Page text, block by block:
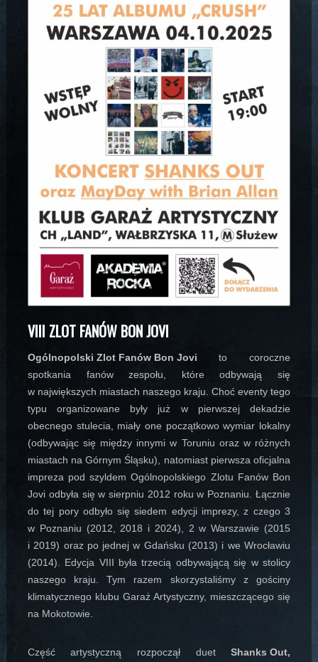
VIII ZLOT FANÓW BON JOVI
Ogólnopolski Zlot Fanów Bon Jovi to coroczne
spotkania fanów zespołu, które odbywają się
w największych miastach naszego kraju. Choć eventy tego
typu organizowane były już w pierwszej dekadzie
obecnego stulecia, miały one początkowo wymiar lokalny
(odbywając się między innymi w Toruniu oraz w różnych
miastach na Górnym Śląsku), natomiast pierwsza oficjalna
impreza pod szyldem Ogólnopolskiego Zlotu Fanów Bon
Jovi odbyła się w sierpniu 2012 roku w Poznaniu. Łącznie
do tej pory odbyło się siedem edycji imprezy, z czego 3
w Poznaniu (2012, 2018 i 2024), 2 w Warszawie (2015
i 2019) oraz po jednej w Gdańsku (2013) i we Wrocławiu
(2014). Edycja VIII była trzecią odbywającą się w stolicy
naszego kraju. Tym razem skorzystaliśmy z gościny
klimatycznego klubu Garaż Artystyczny, mieszczącego się
na Mokotowie.
Część artystyczną rozpoczął duetShanks Out,